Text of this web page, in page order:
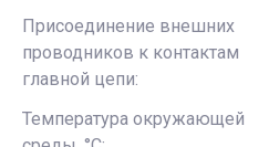
Присоединение внешних
проводников к контактам
главной цепи:
Температура окружающей